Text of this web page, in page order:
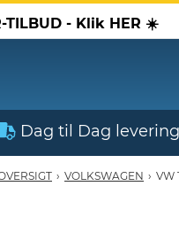
TILBUD - Klik HER ☀️
Dag til Dag levering
› VOLKSWAGEN › VW